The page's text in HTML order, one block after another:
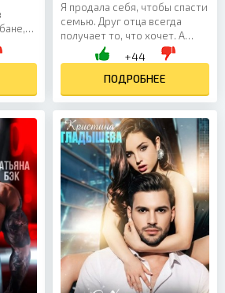
и
Я продала себя, чтобы спасти
семью. Друг отца всегда
получает то, что хочет. А
хочет он меня. И плевать, что
я ненавижу его. Ненависть
делает игру...
+44
ПОДРОБНЕЕ